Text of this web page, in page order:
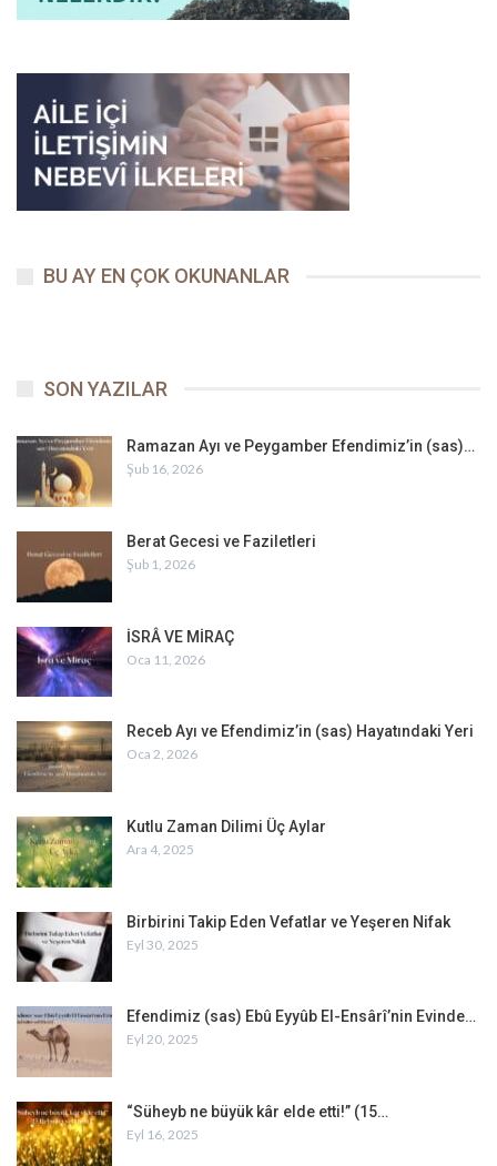
BU AY EN ÇOK OKUNANLAR
SON YAZILAR
Ramazan Ayı ve Peygamber Efendimiz’in (sas)…
Şub 16, 2026
Berat Gecesi ve Faziletleri
Şub 1, 2026
İSRÂ VE MİRAÇ
Oca 11, 2026
Receb Ayı ve Efendimiz’in (sas) Hayatındaki Yeri
Oca 2, 2026
Kutlu Zaman Dilimi Üç Aylar
Ara 4, 2025
Birbirini Takip Eden Vefatlar ve Yeşeren Nifak
Eyl 30, 2025
Efendimiz (sas) Ebû Eyyûb El-Ensârî’nin Evinde…
Eyl 20, 2025
“Süheyb ne büyük kâr elde etti!” (15…
Eyl 16, 2025